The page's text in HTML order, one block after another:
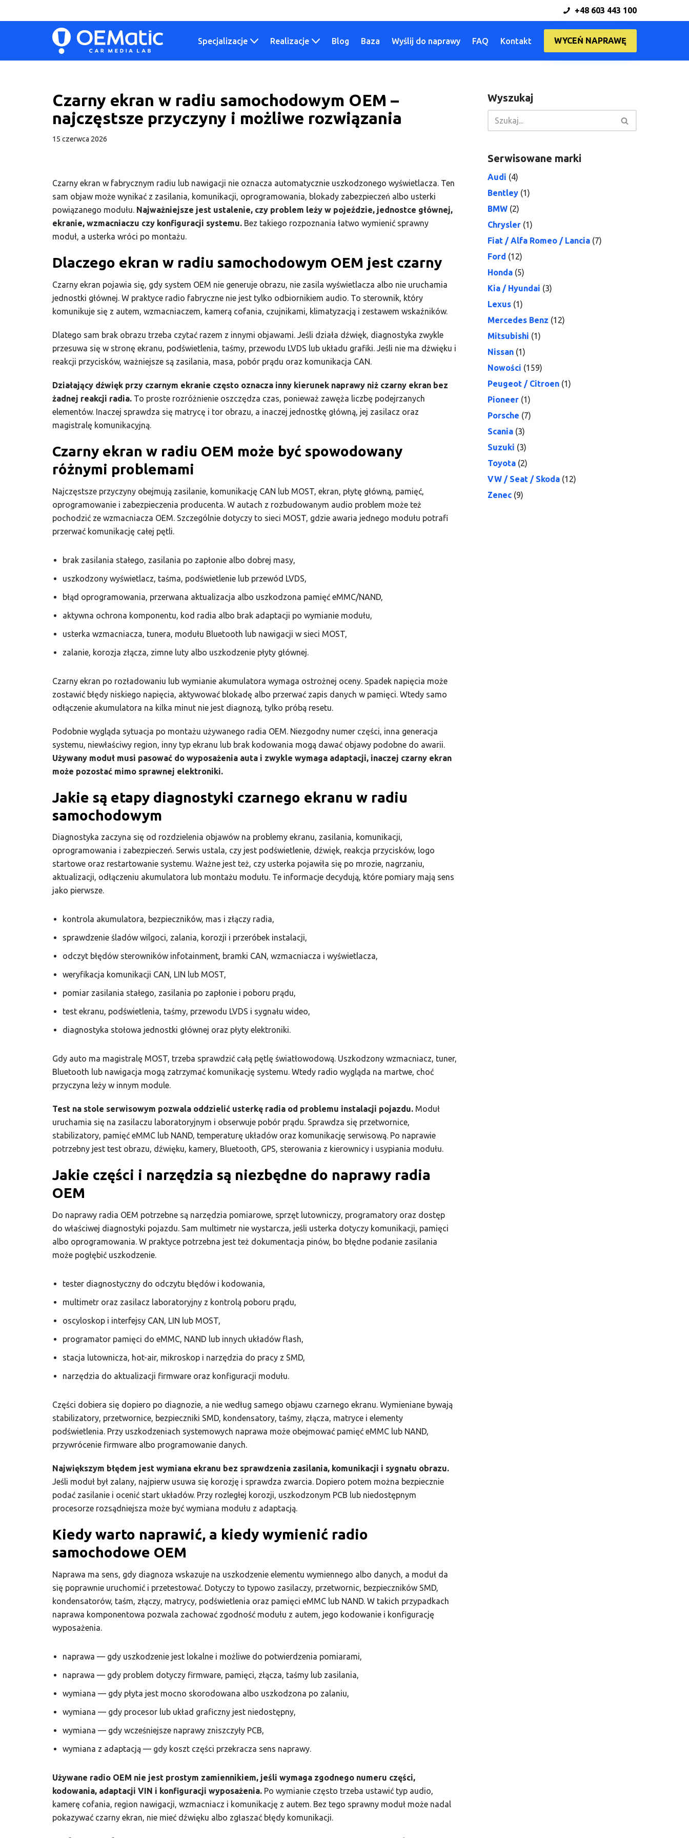
+48 603 443 100
Specjalizacje Realizacje Blog Baza Wyślij do naprawy FAQ Kontakt WYCEŃ NAPRAWĘ
Czarny ekran w radiu samochodowym OEM –
najczęstsze przyczyny i możliwe rozwiązania
15 czerwca 2026
Czarny ekran w fabrycznym radiu lub nawigacji nie oznacza automatycznie uszkodzonego wyświetlacza. Ten
sam objaw może wynikać z zasilania, komunikacji, oprogramowania, blokady zabezpieczeń albo usterki
powiązanego modułu. Najważniejsze jest ustalenie, czy problem leży w pojeździe, jednostce głównej,
ekranie, wzmacniaczu czy konfiguracji systemu. Bez takiego rozpoznania łatwo wymienić sprawny
moduł, a usterka wróci po montażu.
Dlaczego ekran w radiu samochodowym OEM jest czarny
Czarny ekran pojawia się, gdy system OEM nie generuje obrazu, nie zasila wyświetlacza albo nie uruchamia
jednostki głównej. W praktyce radio fabryczne nie jest tylko odbiornikiem audio. To sterownik, który
komunikuje się z autem, wzmacniaczem, kamerą cofania, czujnikami, klimatyzacją i zestawem wskaźników.
Dlatego sam brak obrazu trzeba czytać razem z innymi objawami. Jeśli działa dźwięk, diagnostyka zwykle
przesuwa się w stronę ekranu, podświetlenia, taśmy, przewodu LVDS lub układu grafiki. Jeśli nie ma dźwięku i
reakcji przycisków, ważniejsze są zasilania, masa, pobór prądu oraz komunikacja CAN.
Działający dźwięk przy czarnym ekranie często oznacza inny kierunek naprawy niż czarny ekran bez
żadnej reakcji radia. To proste rozróżnienie oszczędza czas, ponieważ zawęża liczbę podejrzanych
elementów. Inaczej sprawdza się matrycę i tor obrazu, a inaczej jednostkę główną, jej zasilacz oraz
magistralę komunikacyjną.
Czarny ekran w radiu OEM może być spowodowany
różnymi problemami
Najczęstsze przyczyny obejmują zasilanie, komunikację CAN lub MOST, ekran, płytę główną, pamięć,
oprogramowanie i zabezpieczenia producenta. W autach z rozbudowanym audio problem może też
pochodzić ze wzmacniacza OEM. Szczególnie dotyczy to sieci MOST, gdzie awaria jednego modułu potrafi
przerwać komunikację całej pętli.
brak zasilania stałego, zasilania po zapłonie albo dobrej masy,
uszkodzony wyświetlacz, taśma, podświetlenie lub przewód LVDS,
błąd oprogramowania, przerwana aktualizacja albo uszkodzona pamięć eMMC/NAND,
aktywna ochrona komponentu, kod radia albo brak adaptacji po wymianie modułu,
usterka wzmacniacza, tunera, modułu Bluetooth lub nawigacji w sieci MOST,
zalanie, korozja złącza, zimne luty albo uszkodzenie płyty głównej.
Czarny ekran po rozładowaniu lub wymianie akumulatora wymaga ostrożnej oceny. Spadek napięcia może
zostawić błędy niskiego napięcia, aktywować blokadę albo przerwać zapis danych w pamięci. Wtedy samo
odłączenie akumulatora na kilka minut nie jest diagnozą, tylko próbą resetu.
Podobnie wygląda sytuacja po montażu używanego radia OEM. Niezgodny numer części, inna generacja
systemu, niewłaściwy region, inny typ ekranu lub brak kodowania mogą dawać objawy podobne do awarii.
Używany moduł musi pasować do wyposażenia auta i zwykle wymaga adaptacji, inaczej czarny ekran
może pozostać mimo sprawnej elektroniki.
Jakie są etapy diagnostyki czarnego ekranu w radiu
samochodowym
Diagnostyka zaczyna się od rozdzielenia objawów na problemy ekranu, zasilania, komunikacji,
oprogramowania i zabezpieczeń. Serwis ustala, czy jest podświetlenie, dźwięk, reakcja przycisków, logo
startowe oraz restartowanie systemu. Ważne jest też, czy usterka pojawiła się po mrozie, nagrzaniu,
aktualizacji, odłączeniu akumulatora lub montażu modułu. Te informacje decydują, które pomiary mają sens
jako pierwsze.
kontrola akumulatora, bezpieczników, mas i złączy radia,
sprawdzenie śladów wilgoci, zalania, korozji i przeróbek instalacji,
odczyt błędów sterowników infotainment, bramki CAN, wzmacniacza i wyświetlacza,
weryfikacja komunikacji CAN, LIN lub MOST,
pomiar zasilania stałego, zasilania po zapłonie i poboru prądu,
test ekranu, podświetlenia, taśmy, przewodu LVDS i sygnału wideo,
diagnostyka stołowa jednostki głównej oraz płyty elektroniki.
Gdy auto ma magistralę MOST, trzeba sprawdzić całą pętlę światłowodową. Uszkodzony wzmacniacz, tuner,
Bluetooth lub nawigacja mogą zatrzymać komunikację systemu. Wtedy radio wygląda na martwe, choć
przyczyna leży w innym module.
Test na stole serwisowym pozwala oddzielić usterkę radia od problemu instalacji pojazdu. Moduł
uruchamia się na zasilaczu laboratoryjnym i obserwuje pobór prądu. Sprawdza się przetwornice,
stabilizatory, pamięć eMMC lub NAND, temperaturę układów oraz komunikację serwisową. Po naprawie
potrzebny jest test obrazu, dźwięku, kamery, Bluetooth, GPS, sterowania z kierownicy i usypiania modułu.
Jakie części i narzędzia są niezbędne do naprawy radia
OEM
Do naprawy radia OEM potrzebne są narzędzia pomiarowe, sprzęt lutowniczy, programatory oraz dostęp
do właściwej diagnostyki pojazdu. Sam multimetr nie wystarcza, jeśli usterka dotyczy komunikacji, pamięci
albo oprogramowania. W praktyce potrzebna jest też dokumentacja pinów, bo błędne podanie zasilania
może pogłębić uszkodzenie.
tester diagnostyczny do odczytu błędów i kodowania,
multimetr oraz zasilacz laboratoryjny z kontrolą poboru prądu,
oscyloskop i interfejsy CAN, LIN lub MOST,
programator pamięci do eMMC, NAND lub innych układów flash,
stacja lutownicza, hot-air, mikroskop i narzędzia do pracy z SMD,
narzędzia do aktualizacji firmware oraz konfiguracji modułu.
Części dobiera się dopiero po diagnozie, a nie według samego objawu czarnego ekranu. Wymieniane bywają
stabilizatory, przetwornice, bezpieczniki SMD, kondensatory, taśmy, złącza, matryce i elementy
podświetlenia. Przy uszkodzeniach systemowych naprawa może obejmować pamięć eMMC lub NAND,
przywrócenie firmware albo programowanie danych.
Największym błędem jest wymiana ekranu bez sprawdzenia zasilania, komunikacji i sygnału obrazu.
Jeśli moduł był zalany, najpierw usuwa się korozję i sprawdza zwarcia. Dopiero potem można bezpiecznie
podać zasilanie i ocenić start układów. Przy rozległej korozji, uszkodzonym PCB lub niedostępnym
procesorze rozsądniejsza może być wymiana modułu z adaptacją.
Kiedy warto naprawić, a kiedy wymienić radio
samochodowe OEM
Naprawa ma sens, gdy diagnoza wskazuje na uszkodzenie elementu wymiennego albo danych, a moduł da
się poprawnie uruchomić i przetestować. Dotyczy to typowo zasilaczy, przetwornic, bezpieczników SMD,
kondensatorów, taśm, złączy, matrycy, podświetlenia oraz pamięci eMMC lub NAND. W takich przypadkach
naprawa komponentowa pozwala zachować zgodność modułu z autem, jego kodowanie i konfigurację
wyposażenia.
naprawa — gdy uszkodzenie jest lokalne i możliwe do potwierdzenia pomiarami,
naprawa — gdy problem dotyczy firmware, pamięci, złącza, taśmy lub zasilania,
wymiana — gdy płyta jest mocno skorodowana albo uszkodzona po zalaniu,
wymiana — gdy procesor lub układ graficzny jest niedostępny,
wymiana — gdy wcześniejsze naprawy zniszczyły PCB,
wymiana z adaptacją — gdy koszt części przekracza sens naprawy.
Używane radio OEM nie jest prostym zamiennikiem, jeśli wymaga zgodnego numeru części,
kodowania, adaptacji VIN i konfiguracji wyposażenia. Po wymianie często trzeba ustawić typ audio,
kamerę cofania, region nawigacji, wzmacniacz i komunikację z autem. Bez tego sprawny moduł może nadal
pokazywać czarny ekran, nie mieć dźwięku albo zgłaszać błędy komunikacji.
Wyszukaj
Serwisowane marki
Audi (4)
Bentley (1)
BMW (2)
Chrysler (1)
Fiat / Alfa Romeo / Lancia (7)
Ford (12)
Honda (5)
Kia / Hyundai (3)
Lexus (1)
Mercedes Benz (12)
Mitsubishi (1)
Nissan (1)
Nowości (159)
Peugeot / Citroen (1)
Pioneer (1)
Porsche (7)
Scania (3)
Suzuki (3)
Toyota (2)
VW / Seat / Skoda (12)
Zenec (9)